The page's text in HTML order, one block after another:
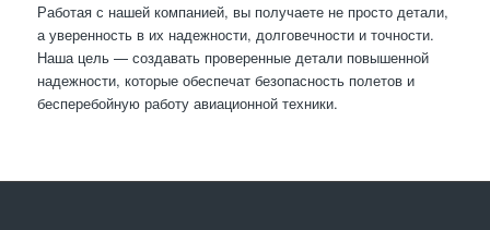
Работая с нашей компанией, вы получаете не просто детали,
а уверенность в их надежности, долговечности и точности.
Наша цель — создавать проверенные детали повышенной
надежности, которые обеспечат безопасность полетов и
бесперебойную работу авиационной техники.